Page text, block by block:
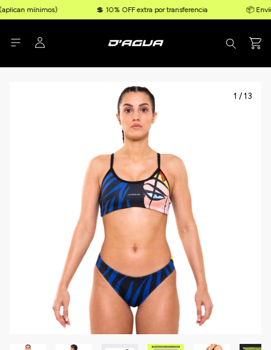
mínimos) 💲 10% OFF extra por transferencia 📦
1 /13